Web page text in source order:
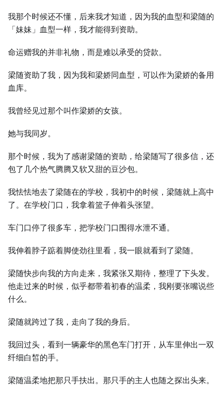
我那个时候还不懂，后来我才知道，因为我的血型和梁随的
「妹妹」血型一样，我才能得到资助。
命运赠我的并非礼物，而是难以承受的贷款。
梁随资助了我，因为我和梁娇同血型，可以作为梁娇的备用
血库。
我曾经见过那个叫作梁娇的女孩。
她与我同岁。
那个时候，我为了感谢梁随的资助，给梁随写了很多信，还
包了几个热气腾腾又软又甜的豆沙包。
我怯怯地去了梁随在的学校，我初中的时候，梁随就上高中
了。在学校门口，我拿着篮子伸着头张望。
车门口停了很多车，把学校门口围得水泄不通。
我伸着脖子踮着脚使劲往里看，我一眼就看到了梁随。
梁随快步向我的方向走来，我紧张又期待，整理了下头发。
他走过来的时候，似乎都带着初春的温柔，我刚要张嘴说些
什么。
梁随就跨过了我，走向了我的身后。
我回过头，看到一辆豪华的黑色车门打开，从车里伸出一双
纤细白皙的手。
梁随温柔地把那只手扶出。那只手的主人也随之探出头来。